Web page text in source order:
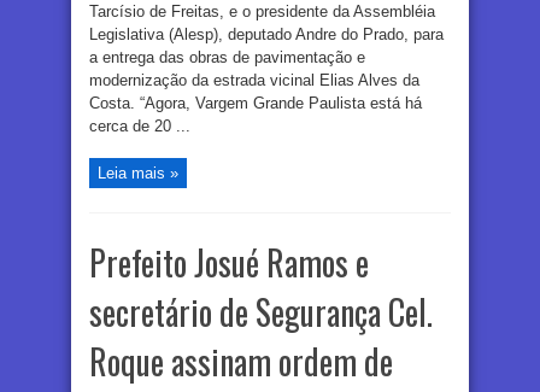
Tarcísio de Freitas, e o presidente da Assembléia
Legislativa (Alesp), deputado Andre do Prado, para
a entrega das obras de pavimentação e
modernização da estrada vicinal Elias Alves da
Costa. “Agora, Vargem Grande Paulista está há
cerca de 20 ...
Leia mais »
Prefeito Josué Ramos e
secretário de Segurança Cel.
Roque assinam ordem de